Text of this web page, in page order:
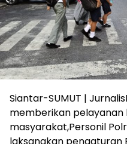
Siantar-SUMUT |
memberikan pelayanan
masyarakat,Personil